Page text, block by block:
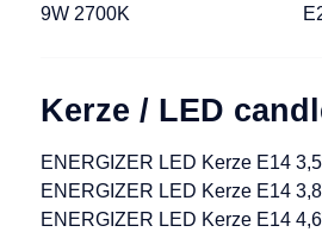
9W 2700K
Kerze / LED
ENERGIZER LED Kerze E14
ENERGIZER LED Kerze E14
ENERGIZER LED Kerze E14